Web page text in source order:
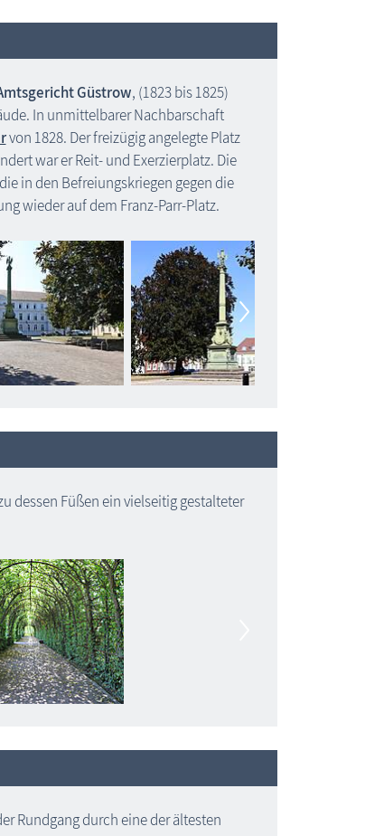
Güstrow, (1823 bis 1825)
In unmittelbarer Nachbarschaft
von 1828. Der freizügig angelegte Platz
war er Reit- und Exerzierplatz. Die
in den Befreiungskriegen gegen die
wieder auf dem Franz-Parr-Platz.
dessen Füßen ein vielseitig gestalteter
Rundgang durch eine der ältesten